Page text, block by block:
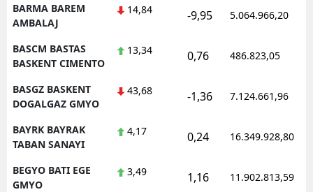
BARMA BAREM
AMBALAJ
14,84 -9,95 5.064.966,20
BASCM BASTAS
BASKENT CIMENTO
13,34 0,76 486.823,05
BASGZ BASKENT
DOGALGAZ GMYO
43,68 -1,36 7.124.661,96
BAYRK BAYRAK
TABAN SANAYI
4,17 0,24 16.349.928,80
BEGYO BATI EGE
GMYO
3,49 1,16 11.902.813,59